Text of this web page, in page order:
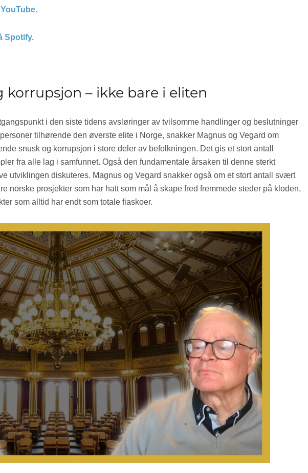
Spotify.
korrupsjon – ikke bare i eliten
i den siste tidens avsløringer av tvilsomme handlinger og beslutninger
tilhørende den øverste elite i Norge, snakker Magnus og Vegard om
snusk og korrupsjon i store deler av befolkningen. Det gis et stort antall
fra alle lag i samfunnet. Også den fundamentale årsaken til denne sterkt
utviklingen diskuteres. Magnus og Vegard snakker også om et stort antall svært
norske prosjekter som har hatt som mål å skape fred fremmede steder på kloden,
som alltid har endt som totale fiaskoer.